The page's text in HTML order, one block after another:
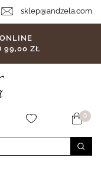
sklep@andzela.com
99,00 ZŁ
0